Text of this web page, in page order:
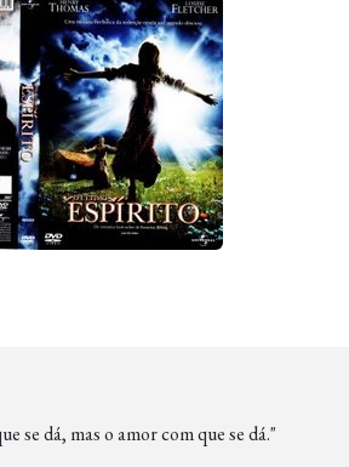
se dá, mas o amor com que se dá."